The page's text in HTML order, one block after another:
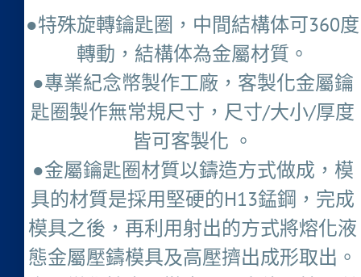
●特殊旋轉鑰匙圈，中間結構体可360度
轉動，結構体為金屬材質。
●專業紀念幣製作工廠，客製化金屬鑰
匙圈製作無常規尺寸，尺寸/大小/厚度
皆可客製化 。
●金屬鑰匙圈材質以鑄造方式做成，模
具的材質是採用堅硬的H13錳鋼，完成
模具之後，再利用射出的方式將熔化液
態金屬壓鑄模具及高壓擠出成形取出。